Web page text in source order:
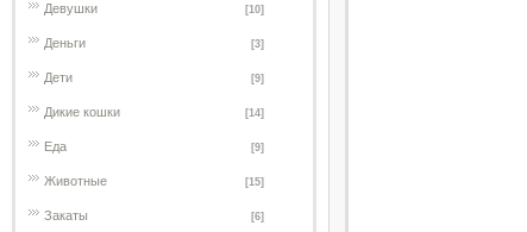
Девушки [10]
Деньги [3]
Дети [9]
Дикие кошки [14]
Еда [9]
Животные [15]
Закаты [6]